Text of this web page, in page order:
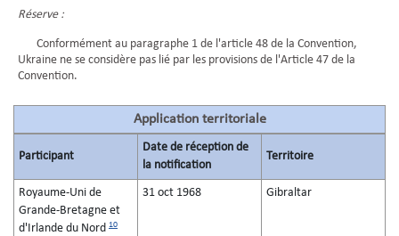
Réserve :
Conformément au paragraphe 1 de l'article 48 de la Convention,
Ukraine ne se considère pas lié par les provisions de l'Article 47 de la
Convention.
Application territoriale
Participant
Date de réception de
la notification
Territoire
Royaume-Uni de
Grande-Bretagne et
d'Irlande du Nord 10
31 oct 1968 Gibraltar